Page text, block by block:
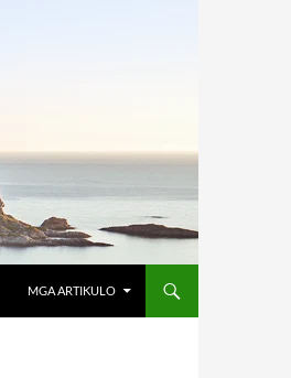
MGA ARTIKULO